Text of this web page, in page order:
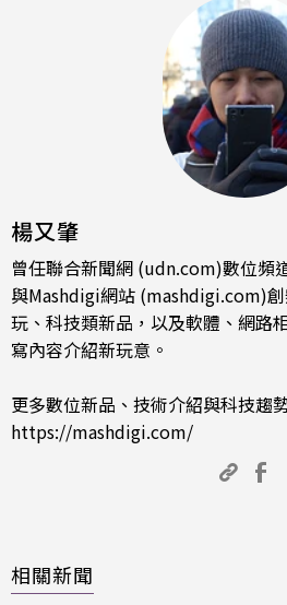
楊又肇
曾任聯合新聞網 (udn.com)數位頻
與Mashdigi網站 (mashdigi.com)
玩、科技類新品，以及軟體、網路
寫內容介紹新玩意。
更多數位新品、技術介紹與科技趨
https://mashdigi.com/
相關新聞